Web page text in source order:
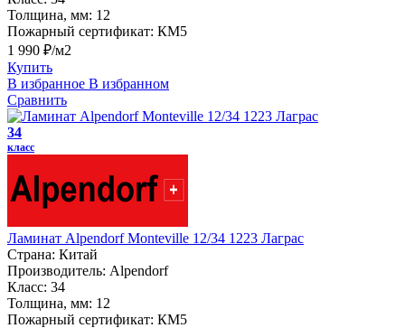
Толщина, мм: 12
Пожарный сертификат: КМ5
1 990 ₽/м2
Купить
В избранное В избранном
Сравнить
34
класс
Ламинат Alpendorf Monteville 12/34 1223 Лаграс
Страна: Китай
Производитель: Alpendorf
Класс: 34
Толщина, мм: 12
Пожарный сертификат: КМ5